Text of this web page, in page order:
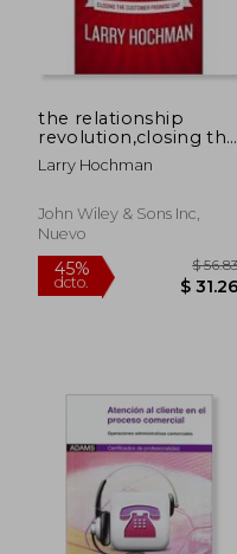
40%
dcto.
the relationship
revolution,closing the
customer promise
gap
Larry Hochman
John Wiley & Sons Inc,
Nuevo